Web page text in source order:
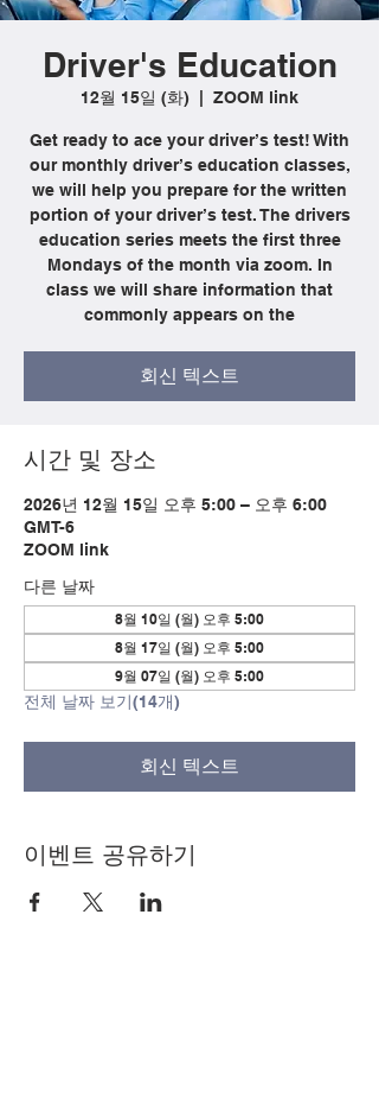
Driver's Education
12월 15일 (화) ZOOM link
Get ready to ace your driver’s test! With
our monthly driver’s education classes,
we will help you prepare for the written
portion of your driver’s test. The drivers
education series meets the first three
Mondays of the month via zoom. In
class we will share information that
commonly appears on the
회신 텍스트
시간 및 장소
2026년 12월 15일 오후 5:00 – 오후 6:00
GMT-6
ZOOM link
다른 날짜
8월 10일 (월) 오후 5:00
8월 17일 (월) 오후 5:00
9월 07일 (월) 오후 5:00
전체 날짜 보기(14개)
회신 텍스트
이벤트 공유하기